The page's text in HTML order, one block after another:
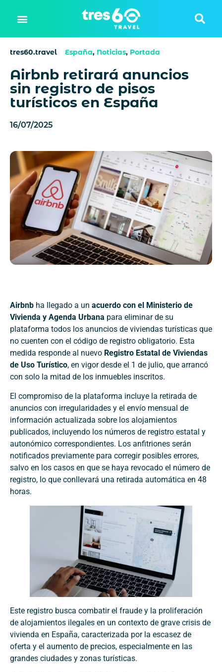
tres60.travel España, Noticias, Portada
Airbnb retirará anuncios
sin registro de pisos
turísticos en España
16/07/2025
Airbnb ha llegado a un acuerdo con el Ministerio de
Vivienda y Agenda Urbana para eliminar de su
plataforma todos los anuncios de viviendas turísticas que
no cuenten con el código de registro obligatorio. Esta
medida responde al nuevo Registro Estatal de Viviendas
de Uso Turístico, en vigor desde el 1 de julio, que arrancó
con solo la mitad de los inmuebles inscritos.
El compromiso de la plataforma incluye la retirada de
anuncios con irregularidades y el envío mensual de
información actualizada sobre los alojamientos
publicados, incluyendo los números de registro estatal y
autonómico correspondientes. Los anfitriones serán
notificados previamente para corregir posibles errores,
salvo en los casos en que se haya revocado el número de
registro, lo que conllevará una retirada automática en 48
horas.
Este registro busca combatir el fraude y la proliferación
de alojamientos ilegales en un contexto de grave crisis de
vivienda en España, caracterizada por la escasez de
oferta y el aumento de precios, especialmente en las
grandes ciudades y zonas turísticas.